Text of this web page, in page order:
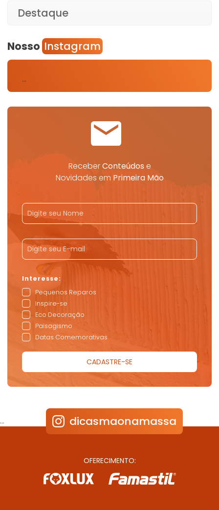
Destaque
Nosso Instagram
…
ReceberConteúdose
Novidades em Primeira Mão
Pequenos Reparos
Inspire-se
Eco Decoração
Paisagismo
Datas Comemorativas
… dicasmaonamassa
OFERECIMENTO: